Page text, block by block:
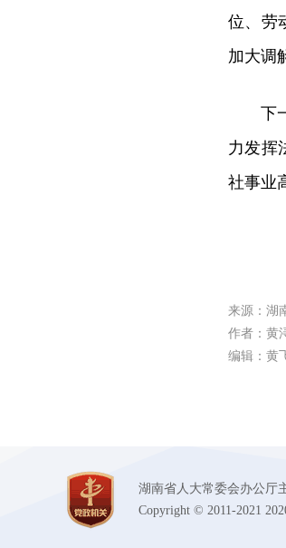
位、劳
加大调
下
力发挥
社事业
来源：湖
作者：黄
编辑：黄
湖南省人大常委会办公厅
Copyright © 2011-2021